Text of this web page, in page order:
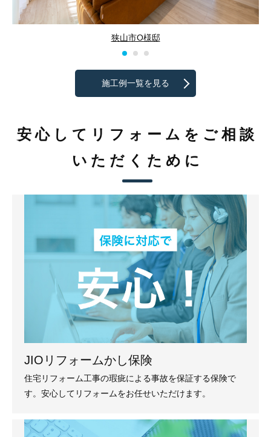
狭山市O様邸
施工例一覧を見る
安心してリフォームをご相談
いただくために
JIOリフォームかし保険
住宅リフォーム工事の瑕疵による事故を保証する保険で
す。安心してリフォームをお任せいただけます。